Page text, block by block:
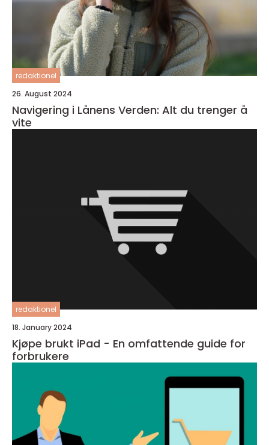
redaktionel
26. August 2024
Navigering i Lånens Verden: Alt du trenger å
vite
redaktionel
18. January 2024
Kjøpe brukt iPad - En omfattende guide for
forbrukere